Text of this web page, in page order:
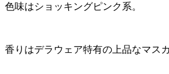
色味はショッキングピンク系。
香りはデラウェア特有の上品なマスカ